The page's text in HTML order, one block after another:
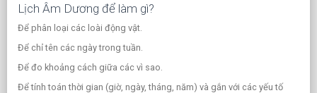
Lịch Âm Dương để làm gì?
Để phân loại các loài động vật.
Để chỉ tên các ngày trong tuần.
Để đo khoảng cách giữa các vì sao.
Để tính toán thời gian (giờ, ngày, tháng, năm) và gắn với các yếu tố